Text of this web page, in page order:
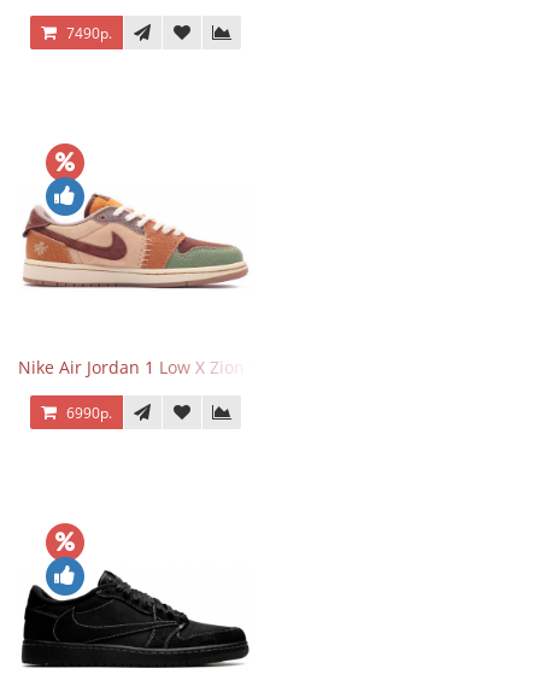
7490р.
Nike Air Jordan 1 Low X Zion Williamson Voodoo
6990р.